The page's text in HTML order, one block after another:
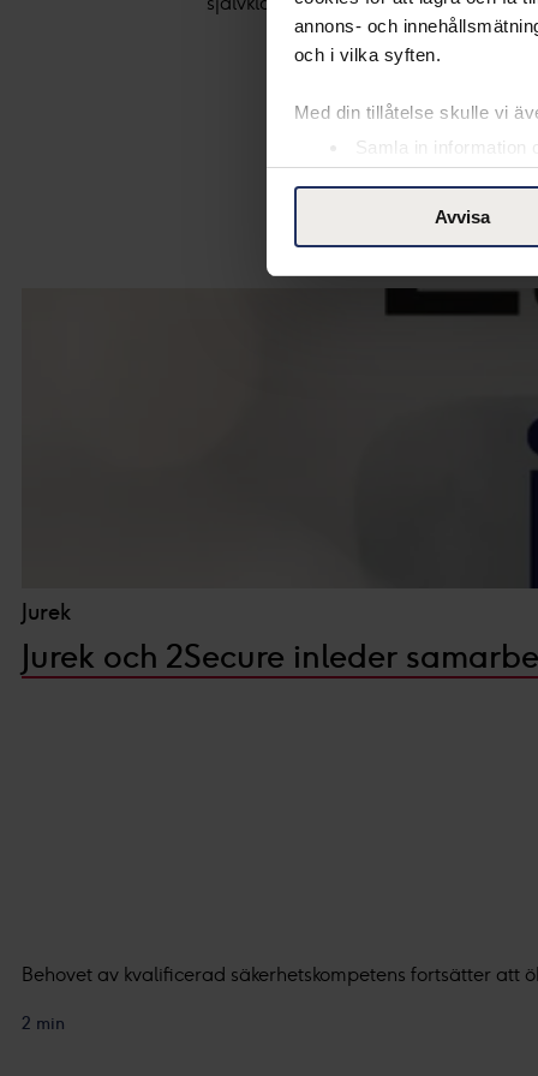
annons- och
och i vilka syften.
Med din tillåtelse skulle vi
Samla in information
Ta reda på mer om hur
eller dra tillbaka ditt
Vår Cookie Banner ger dig
Med din tillåtelse använder
ändamål. Genom att klicka
Du kan läsa mer om hur vi
Vi och våra partners
Personaliserat innehåll och
Avvisa
Jurek
Jurek och 2Secure inleder
Behovet av kvalificerad säkerhetskompetens fortsätter att
2 min